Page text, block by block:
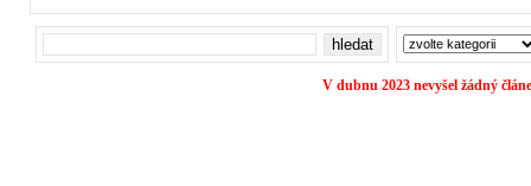
V dubnu 2023 nevyšel žádný